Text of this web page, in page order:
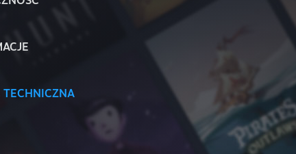
TECHNICZNA